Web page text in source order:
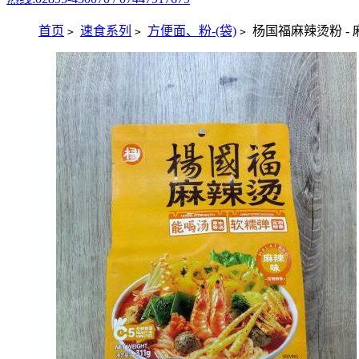
首页 > 速食系列 > 方便面、粉-(袋) > 杨国福麻辣烫粉 -